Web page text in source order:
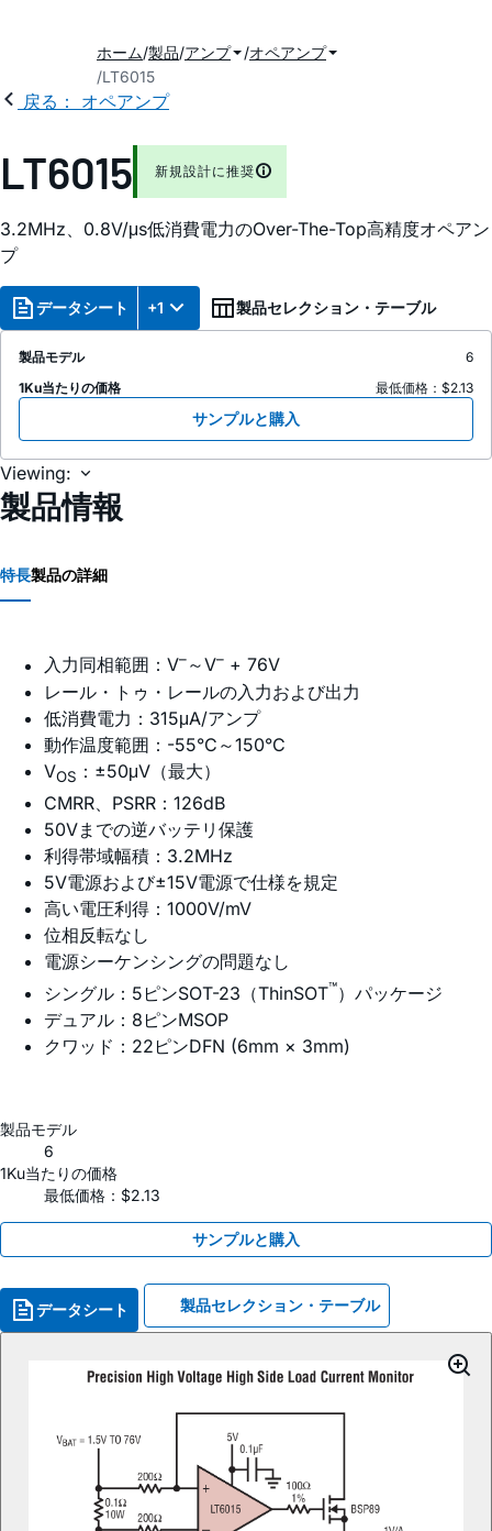
ホーム 製品 アンプ
オペアンプ
LT6015
戻る： オペアンプ
LT6015 新規設計に推奨
3.2MHz、0.8V/μs低消費電力のOver-The-Top高精度オペアン
プ
データシート +1 製品セレクション・テーブル
製品モデル
6
1Ku当たりの価格
最低価格：$2.13
サンプルと購入
Viewing:
製品情報
特長製品の詳細
入力同相範囲：V–～V– + 76V
レール・トゥ・レールの入力および出力
低消費電力：315μA/アンプ
動作温度範囲：-55°C～150°C
VOS ：±50μV（最大）
CMRR、PSRR：126dB
50Vまでの逆バッテリ保護
利得帯域幅積：3.2MHz
5V電源および±15V電源で仕様を規定
高い電圧利得：1000V/mV
位相反転なし
電源シーケンシングの問題なし
シングル：5ピンSOT-23（ThinSOT™）パッケージ
デュアル：8ピンMSOP
クワッド：22ピンDFN (6mm × 3mm)
製品モデル
6
1Ku当たりの価格
最低価格：$2.13
サンプルと購入
データシート 製品セレクション・テーブル